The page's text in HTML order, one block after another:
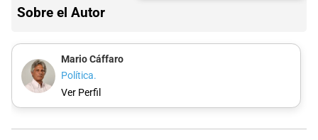
Sobre el Autor
Mario Cáffaro
Política.
Ver Perfil